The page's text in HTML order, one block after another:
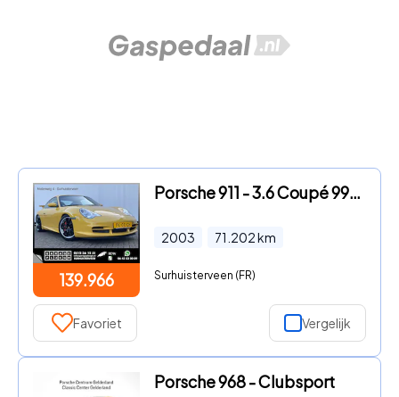
139.966
Porsche 911 - 3.6 Coupé 996 GT3 Collect Car Speed Gelb Carbon Dealer-Servi
2003 71.202km
Surhuisterveen (FR)
Favoriet Vergelijk
Porsche 968 - Clubsport